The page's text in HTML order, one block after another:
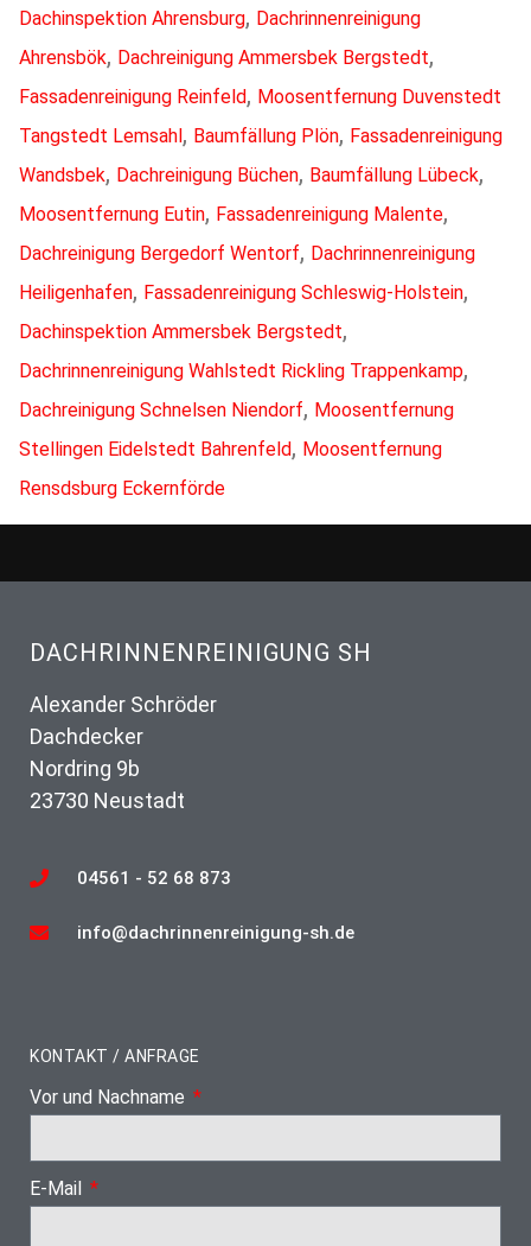
Dachinspektion Ahrensburg, Dachrinnenreinigung
Ahrensbök, Dachreinigung Ammersbek Bergstedt,
Fassadenreinigung Reinfeld, Moosentfernung Duvenstedt
Tangstedt Lemsahl, Baumfällung Plön, Fassadenreinigung
Wandsbek, Dachreinigung Büchen, Baumfällung Lübeck,
Moosentfernung Eutin, Fassadenreinigung Malente,
Dachreinigung Bergedorf Wentorf, Dachrinnenreinigung
Heiligenhafen, Fassadenreinigung Schleswig-Holstein,
Dachinspektion Ammersbek Bergstedt,
Dachrinnenreinigung Wahlstedt Rickling Trappenkamp,
Dachreinigung Schnelsen Niendorf, Moosentfernung
Stellingen Eidelstedt Bahrenfeld, Moosentfernung
Rensdsburg Eckernförde
DACHRINNENREINIGUNG SH
Alexander Schröder
Dachdecker
Nordring 9b
23730 Neustadt
04561 - 52 68 873
info@dachrinnenreinigung-sh.de
KONTAKT / ANFRAGE
Vor und Nachname
E-Mail